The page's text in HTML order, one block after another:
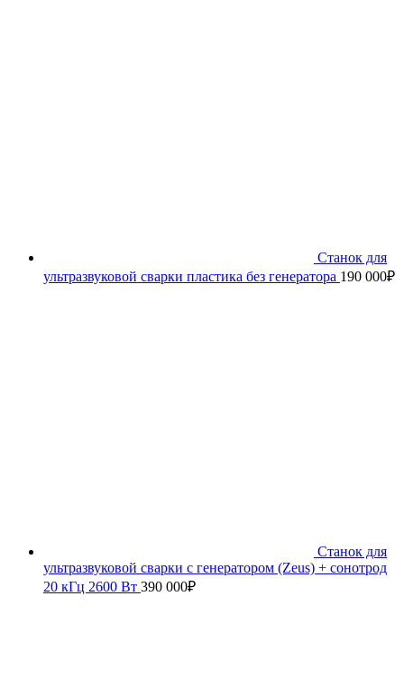
Станок для
ультразвуковой сварки пластика без генератора 190 000₽
Станок для
ультразвуковой сварки с генератором (Zeus) + сонотрод
20 кГц 2600 Вт 390 000₽